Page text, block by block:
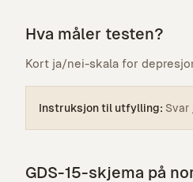
Hva måler testen?
Kort ja/nei-skala for
Instruksjon til utfylling: Svar
GDS-15-skjema på